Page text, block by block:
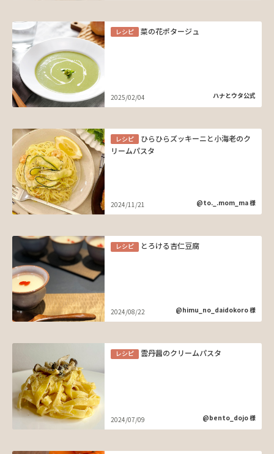
レシピ 菜の花ポタージュ
2025/02/04 ハナとウタ公式
レシピ
ひらひらズッキーニと小海老のク
リームパスタ
2024/11/21 @to._.mom_ma 様
レシピ とろける杏仁豆腐
2024/08/22 @himu_no_daidokoro 様
レシピ 雲丹醤のクリームパスタ
2024/07/09 @bento_dojo 様